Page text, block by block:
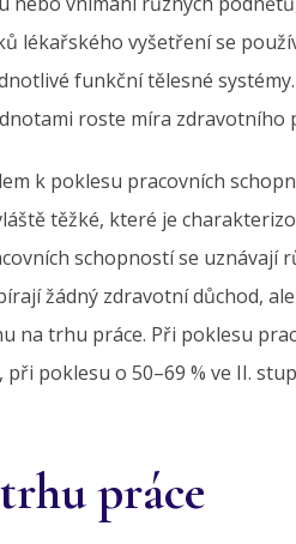
lékařského vyšetření se
funkční tělesné
roste míra zdravotního
k poklesu pracovních
těžké, které je
schopností se
žádný zdravotní důchod,
na trhu práce. Při poklesu
poklesu o 50–69 % ve II.
práce